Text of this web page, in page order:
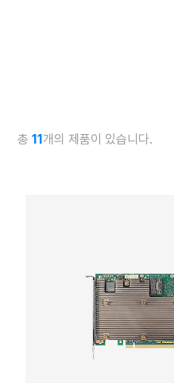
총 11개의 제품이 있습니다.